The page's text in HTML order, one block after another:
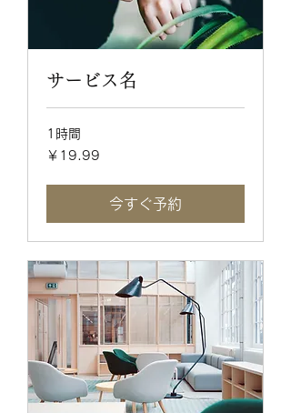
サービス名
1時間
19.99
円
￥19.99
今すぐ予約